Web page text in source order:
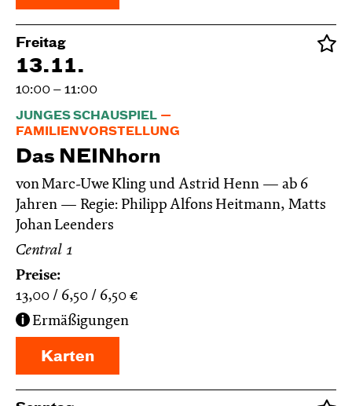
Freitag
13.11.
10:00 – 11:00
JUNGES SCHAUSPIEL
FAMILIENVORSTELLUNG
Das NEIN­horn
von Marc-Uwe Kling und Astrid Henn
ab 6
Jahren
Regie: Philipp Alfons Heitmann, Matts
Johan Leenders
Central 1
Preise:
13,00
6,50 6,50 €
Ermäßigungen
Karten